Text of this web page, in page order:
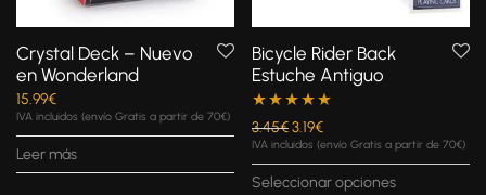
Crystal Deck – Nuevo
en Wonderland
15.99€
IVA incluidos (envío Gratis a partir de 70€)
Leer más
Bicycle Rider Back
Estuche Antiguo
Valorado con
3.45€3.19€
IVA incluidos (envío Gratis a partir de 70€)
Seleccionar opciones